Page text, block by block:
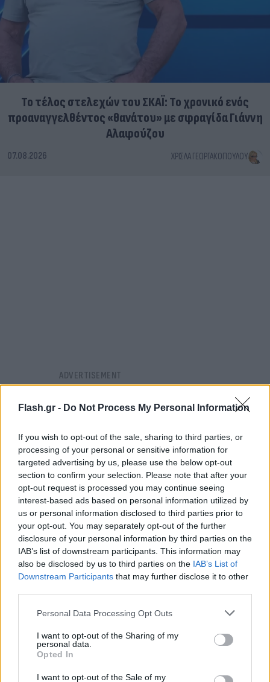
Flash.gr - Do Not Process My Personal Information
If you wish to opt-out of the sale, sharing to third parties, or
processing of your personal or sensitive information for
targeted advertising by us, please use the below opt-out
section to confirm your selection. Please note that after your
opt-out request is processed you may continue seeing
interest-based ads based on personal information utilized by
us or personal information disclosed to third parties prior to
your opt-out. You may separately opt-out of the further
disclosure of your personal information by third parties on the
IAB’s list of downstream participants. This information may
also be disclosed by us to third parties on the IAB’s List of
Downstream Participants that may further disclose it to other
Please note that this website/app uses one or more Google
not limited to your visit or usage behaviour. You may click to
grant or deny consent to Google and its third-party tags to
use your data for below specified purposes in below Google
consent section.
Personal Data Processing Opt Outs
I want to opt-out of the Sharing of my
personal data.
Opted In
I want to opt-out of the Sale of my
Το τέλος στελεχών του ΣΚΑΪ: Το χρονικό ενός
προαναγγελθέντος «θανάτου» με σφραγίδα Γιάννη
Αλαφούζου
07.08.2026 ΧΡΊΣΛΑ ΓΕΩΡΓΑΚΟΠΟΎΛΟΥ
FLASH FOCUS